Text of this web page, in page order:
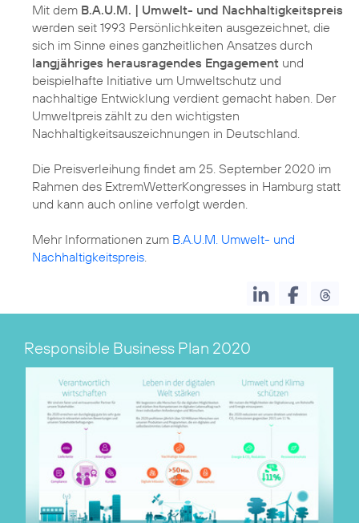
Mit dem B.A.U.M. | Umwelt- und Nachhaltigkeitspreis
werden seit 1993 Persönlichkeiten ausgezeichnet, die
sich im Sinne eines ganzheitlichen Ansatzes durch
langjähriges herausragendes Engagement und
beispielhafte Initiative um Umweltschutz und
nachhaltige Entwicklung verdient gemacht haben. Der
Umweltpreis zählt zu den wichtigsten
Nachhaltigkeitsauszeichnungen in Deutschland.
Die Preisverleihung findet am 25. September 2020 im
Rahmen des ExtremWetterKongresses in Hamburg statt
und kann auch online verfolgt werden.
Mehr Informationen zum B.A.U.M. Umwelt- und
Nachhaltigkeitspreis
Responsible Business Plan 2020